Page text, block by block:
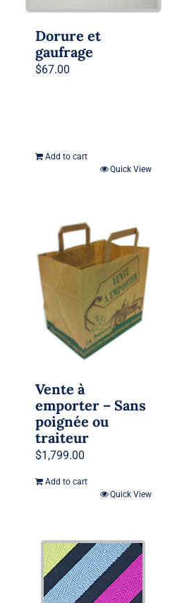
Dorure et
gaufrage
$67.00
Add to cart
Quick View
Vente à
emporter – Sans
poignée ou
traiteur
$1,799.00
Add to cart
Quick View